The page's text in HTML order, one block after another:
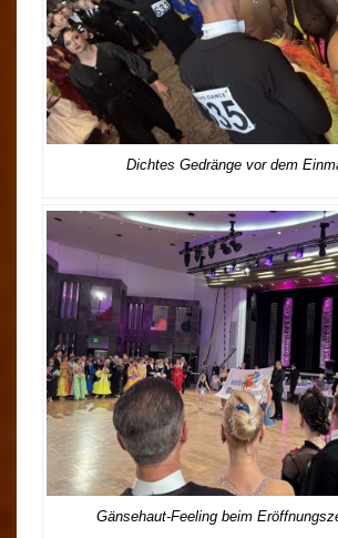
Dichtes Gedränge vor dem
Gänsehaut-Feeling beim